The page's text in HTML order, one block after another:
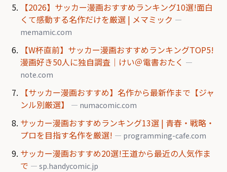
【2026】サッカー漫画おすすめランキング10選!面白
くて感動する名作だけを厳選 | メマミック —
memamic.com
【W杯直前】サッカー漫画おすすめランキングTOP5!
漫画好き50人に独自調査｜けい＠電書おたく —
note.com
【サッカー漫画おすすめ】名作から最新作まで【ジャ
ンル別厳選】
— numacomic.com
サッカー漫画おすすめランキング13選 | 青春・戦略・
プロを目指す名作を厳選! — programming-cafe.com
サッカー漫画おすすめ20選!王道から最近の人気作ま
で — sp.handycomic.jp